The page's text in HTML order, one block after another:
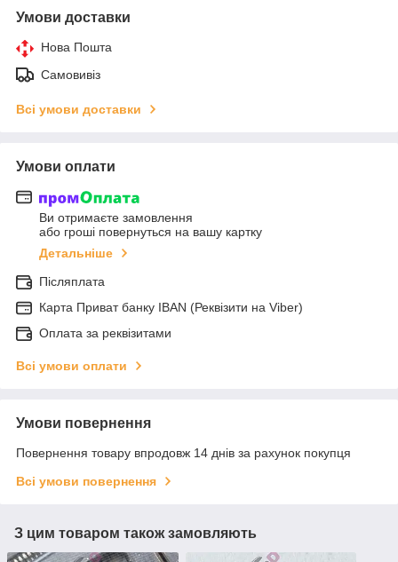
Умови доставки
Нова Пошта
Самовивіз
Всі умови доставки
Умови оплати
Ви отримаєте замовлення
або гроші повернуться на вашу картку
Детальніше
Післяплата
Карта Приват банку IBAN (Реквізити на Viber)
Оплата за реквізитами
Всі умови оплати
Умови повернення
Повернення товару впродовж 14 днів за рахунок покупця
Всі умови повернення
З цим товаром також замовляють